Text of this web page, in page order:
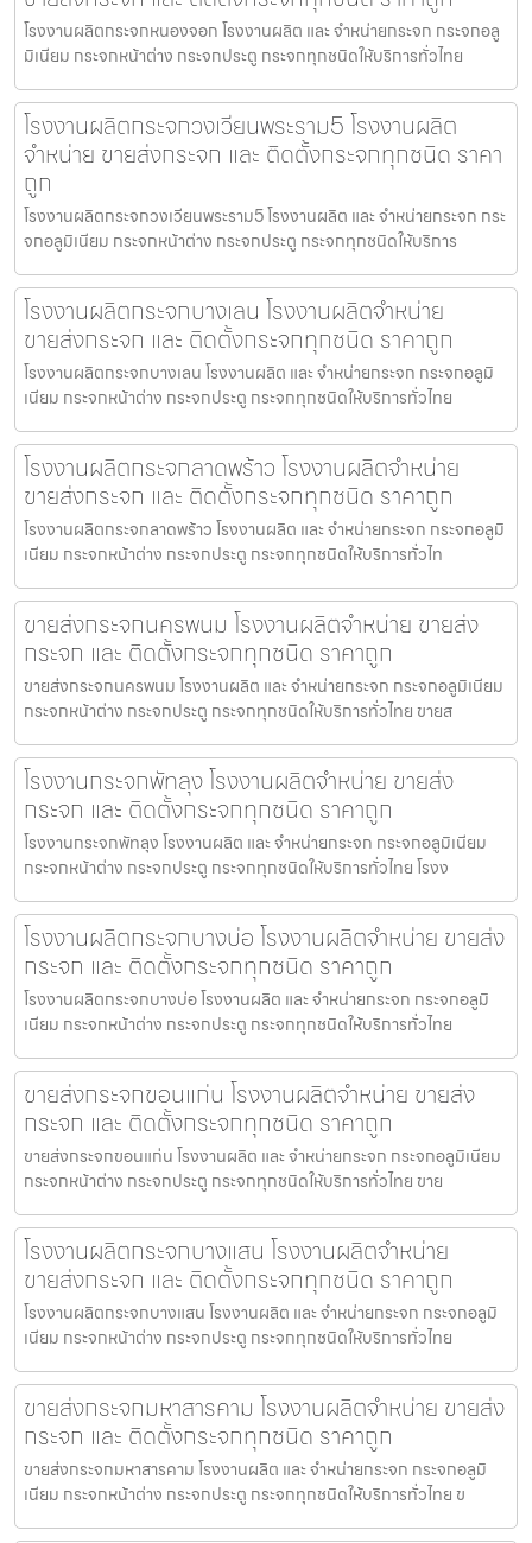
โรงงานผลิตกระจกหนองจอก โรงงานผลิต และ จำหน่ายกระจก กระจกอลู
มิเนียม กระจกหน้าต่าง กระจกประตู กระจกทุกชนิดให้บริการทั่วไทย
โรงงานผลิตกระจกวงเวียนพระราม5 โรงงานผลิต
จำหน่าย ขายส่งกระจก และ ติดตั้งกระจกทุกชนิด ราคา
ถูก
โรงงานผลิตกระจกวงเวียนพระราม5 โรงงานผลิต และ จำหน่ายกระจก กระ
จกอลูมิเนียม กระจกหน้าต่าง กระจกประตู กระจกทุกชนิดให้บริการ
โรงงานผลิตกระจกบางเลน โรงงานผลิตจำหน่าย
ขายส่งกระจก และ ติดตั้งกระจกทุกชนิด ราคาถูก
โรงงานผลิตกระจกบางเลน โรงงานผลิต และ จำหน่ายกระจก กระจกอลูมิ
เนียม กระจกหน้าต่าง กระจกประตู กระจกทุกชนิดให้บริการทั่วไทย
โรงงานผลิตกระจกลาดพร้าว โรงงานผลิตจำหน่าย
ขายส่งกระจก และ ติดตั้งกระจกทุกชนิด ราคาถูก
โรงงานผลิตกระจกลาดพร้าว โรงงานผลิต และ จำหน่ายกระจก กระจกอลูมิ
เนียม กระจกหน้าต่าง กระจกประตู กระจกทุกชนิดให้บริการทั่วไท
ขายส่งกระจกนครพนม โรงงานผลิตจำหน่าย ขายส่ง
กระจก และ ติดตั้งกระจกทุกชนิด ราคาถูก
ขายส่งกระจกนครพนม โรงงานผลิต และ จำหน่ายกระจก กระจกอลูมิเนียม
กระจกหน้าต่าง กระจกประตู กระจกทุกชนิดให้บริการทั่วไทย ขายส
โรงงานกระจกพัทลุง โรงงานผลิตจำหน่าย ขายส่ง
กระจก และ ติดตั้งกระจกทุกชนิด ราคาถูก
โรงงานกระจกพัทลุง โรงงานผลิต และ จำหน่ายกระจก กระจกอลูมิเนียม
กระจกหน้าต่าง กระจกประตู กระจกทุกชนิดให้บริการทั่วไทย โรงง
โรงงานผลิตกระจกบางบ่อ โรงงานผลิตจำหน่าย ขายส่ง
กระจก และ ติดตั้งกระจกทุกชนิด ราคาถูก
โรงงานผลิตกระจกบางบ่อ โรงงานผลิต และ จำหน่ายกระจก กระจกอลูมิ
เนียม กระจกหน้าต่าง กระจกประตู กระจกทุกชนิดให้บริการทั่วไทย
ขายส่งกระจกขอนแก่น โรงงานผลิตจำหน่าย ขายส่ง
กระจก และ ติดตั้งกระจกทุกชนิด ราคาถูก
ขายส่งกระจกขอนแก่น โรงงานผลิต และ จำหน่ายกระจก กระจกอลูมิเนียม
กระจกหน้าต่าง กระจกประตู กระจกทุกชนิดให้บริการทั่วไทย ขาย
โรงงานผลิตกระจกบางแสน โรงงานผลิตจำหน่าย
ขายส่งกระจก และ ติดตั้งกระจกทุกชนิด ราคาถูก
โรงงานผลิตกระจกบางแสน โรงงานผลิต และ จำหน่ายกระจก กระจกอลูมิ
เนียม กระจกหน้าต่าง กระจกประตู กระจกทุกชนิดให้บริการทั่วไทย
ขายส่งกระจกมหาสารคาม โรงงานผลิตจำหน่าย ขายส่ง
กระจก และ ติดตั้งกระจกทุกชนิด ราคาถูก
ขายส่งกระจกมหาสารคาม โรงงานผลิต และ จำหน่ายกระจก กระจกอลูมิ
เนียม กระจกหน้าต่าง กระจกประตู กระจกทุกชนิดให้บริการทั่วไทย ข